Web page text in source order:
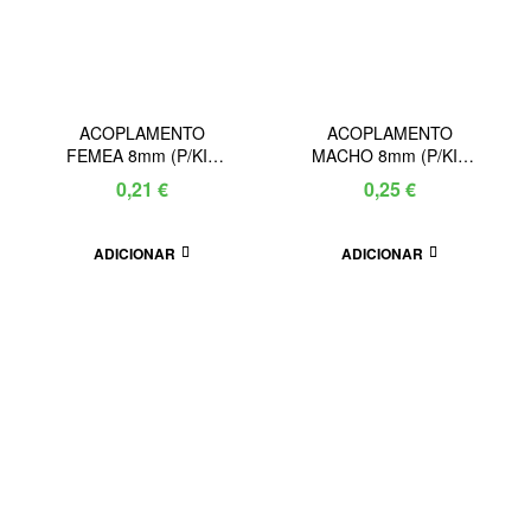
ACOPLAMENTO
FEMEA 8mm (P/KIT
TURBINETE)
0,21 €
ADICIONAR
ACOPLAMENTO
MACHO 8mm (P/KIT
TURBINETE)
0,25€
ADICIONAR